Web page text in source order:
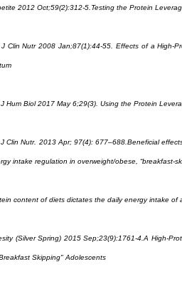
2012 Oct;59(2):312-5.Testing the Protein
J Clin Nutr 2008 Jan;87(1):44-55. Effects of a High-
Hum Biol 2017 May 6;29(3). Using the Protein
J Clin Nutr. 2013 Apr; 97(4): 677–688.Beneficial
intake regulation in overweight/obese, “breakfast-
content of diets dictates the daily energy intake
(Silver Spring) 2015 Sep;23(9):1761-4.A High-
Skipping" Adolescents